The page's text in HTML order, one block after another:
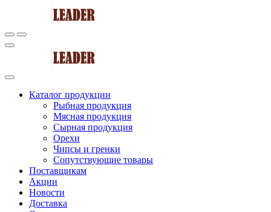
Каталог продукции
Рыбная продукция
Мясная продукция
Сырная продукция
Орехи
Чипсы и гренки
Сопутствующие товары
Поставщикам
Акции
Новости
Доставка